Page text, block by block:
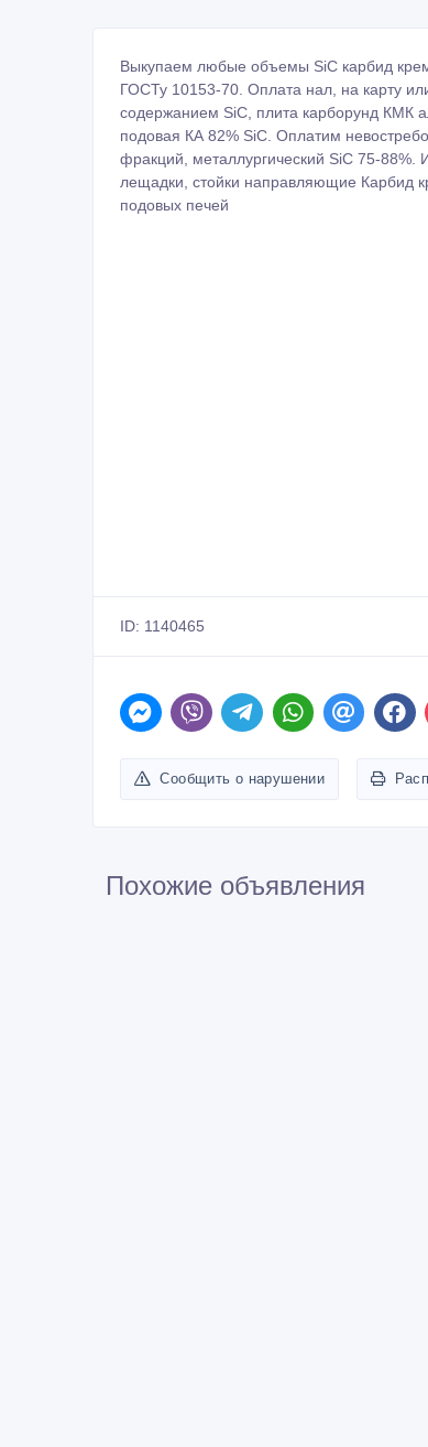
Выкупаем любые объемы SiC карбид
ГОСТу 10153-70. Оплата нал, на карту
содержанием SiC, плита карборунд КМК
подовая КА 82% SiC. Оплатим
фракций, металлургический SiC 75-88%.
лещадки, стойки направляющие Карбид
подовых печей
ID: 1140465
Сообщить о нарушении
Похожие объявления